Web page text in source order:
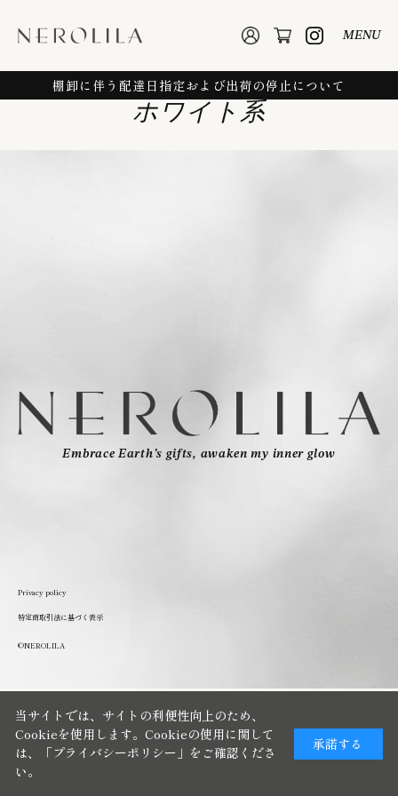
MENU
棚卸に伴う配達日指定および出荷の停止について
ホワイト系
Embrace Earth’s gifts, awaken my inner glow
Privacy policy
特定商取引法に基づく表示
©NEROLILA
当サイトでは、サイトの利便性向上のため、
Cookieを使用します。Cookieの使用に関して
は、
「プライバシーポリシー」 をご確認くださ
い。
承諾する